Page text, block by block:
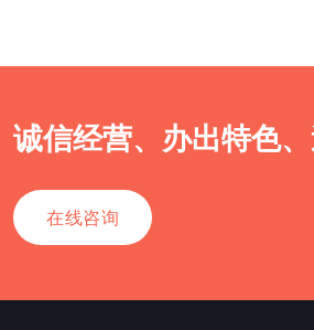
诚信经营、办出特色
在线咨询